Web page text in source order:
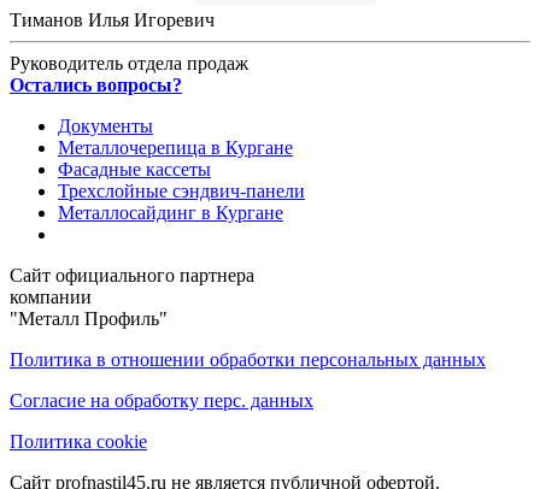
Тиманов Илья Игоревич
Руководитель отдела продаж
Остались вопросы?
Документы
Металлочерепица в Кургане
Фасадные кассеты
Трехслойные сэндвич-панели
Металлосайдинг в Кургане
Сайт официального партнера
компании
"Металл Профиль"
Политика в отношении обработки персональных данных
Согласие на обработку перс. данных
Политика cookie
Сайт profnastil45.ru не является публичной офертой.